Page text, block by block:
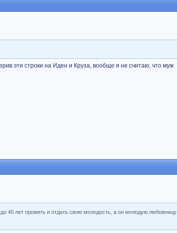
эти строки на Иден и Круза, вообще я не считаю, что муж
40 лет прожить и отдать свою молодость, а он молодую любовницу